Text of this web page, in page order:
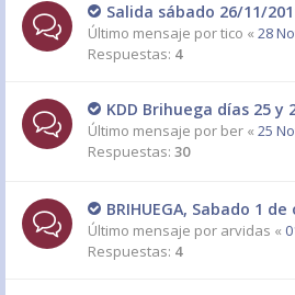
Salida sábado 26/11/
Último mensaje portico « 28
Respuestas: 4
KDD Brihuega días 25 y
Último mensaje por ber « 25
Respuestas: 30
BRIHUEGA, Sabado 1
Último mensaje por arvidas «
Respuestas: 4